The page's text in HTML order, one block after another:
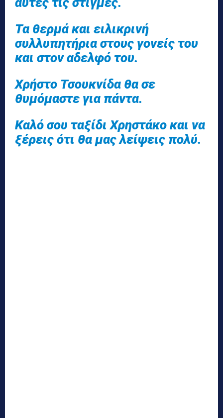
Τα θερμά και ειλικρινή
συλλυπητήρια στους γονείς του
και στον αδελφό του.
Χρήστο Τσουκνίδα θα σε
θυμόμαστε για πάντα.
Καλό σου ταξίδι Χρηστάκο και να
ξέρεις ότι θα μας λείψεις πολύ.